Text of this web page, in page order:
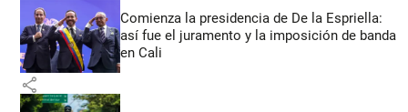
Comienza la presidencia de De la Espriella:
así fue el juramento y la imposición de banda
en Cali
share